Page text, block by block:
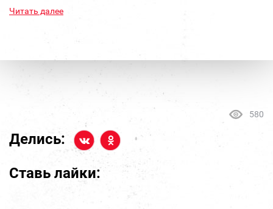
Читать далее
580
Делись:
Ставь лайки: